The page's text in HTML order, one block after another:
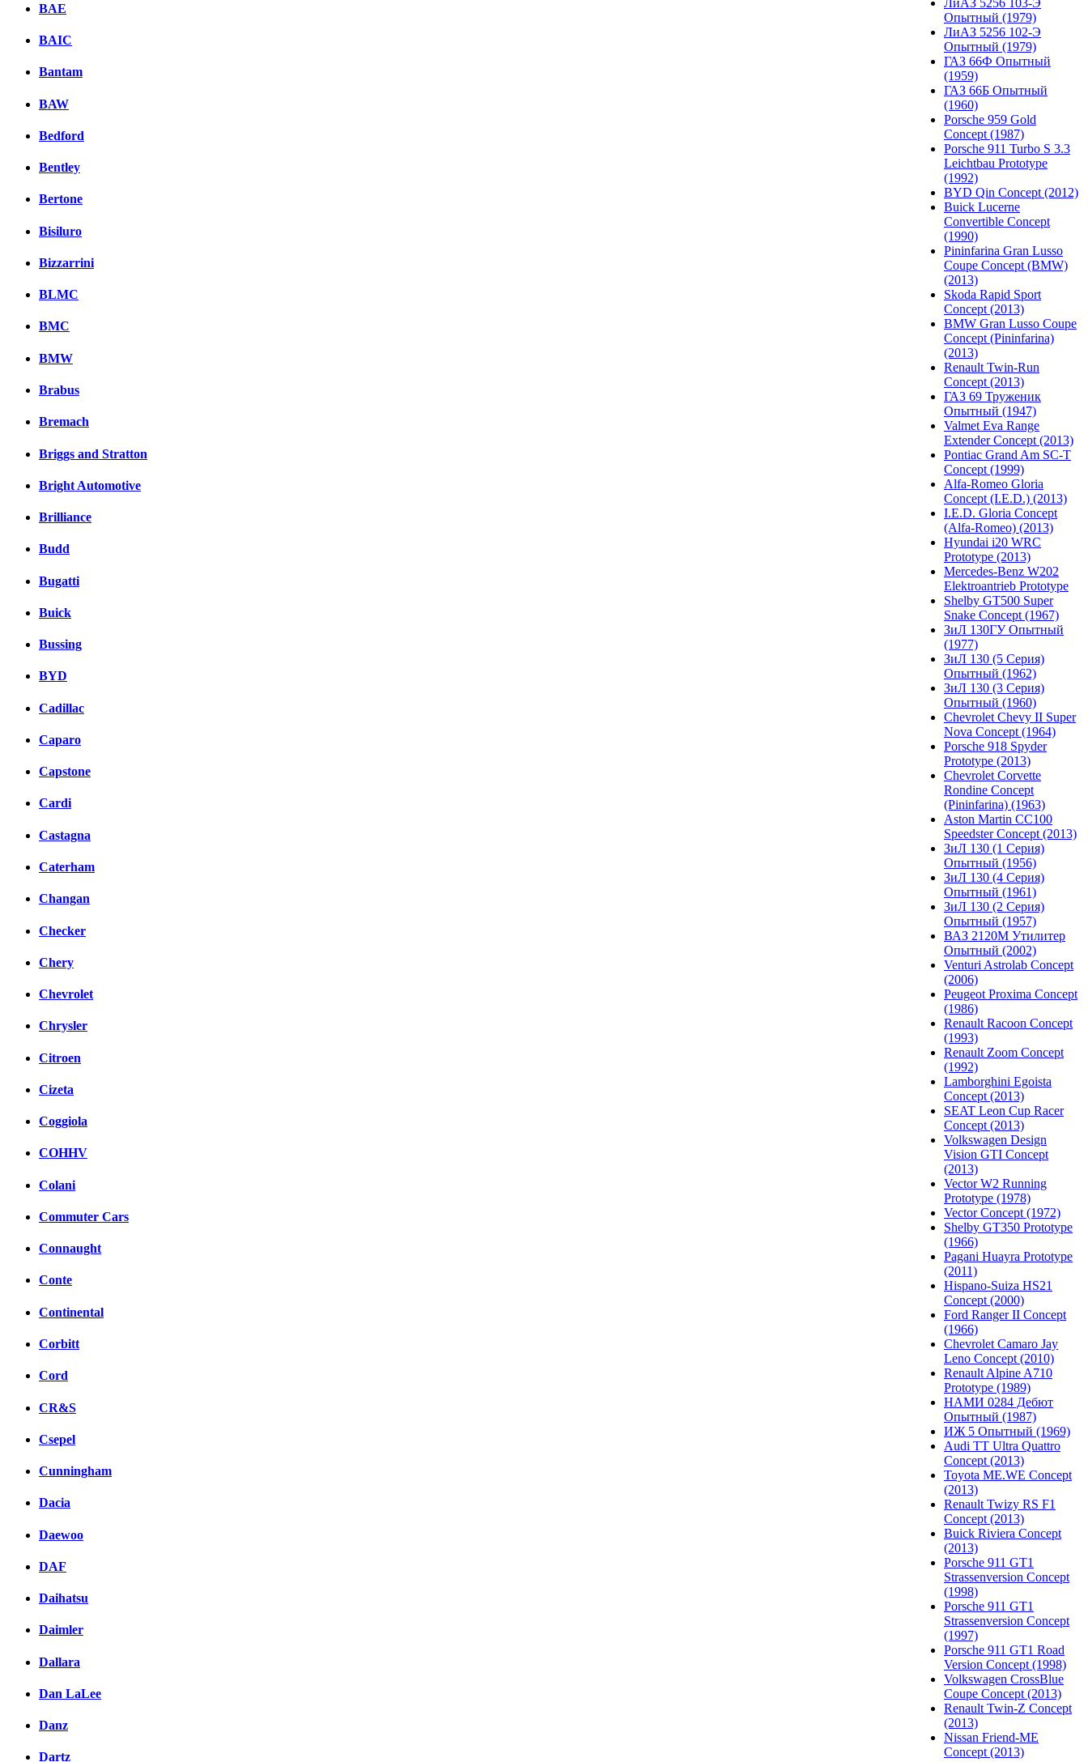
BAE
BAIC
Bantam
BAW
Bedford
Bentley
Bertone
Bisiluro
Bizzarrini
BLMC
BMC
BMW
Brabus
Bremach
Briggs and Stratton
Bright Automotive
Brilliance
Budd
Bugatti
Buick
Bussing
BYD
Cadillac
Caparo
Capstone
Cardi
Castagna
Caterham
Changan
Checker
Chery
Chevrolet
Chrysler
Citroen
Cizeta
Coggiola
COHHV
Colani
Commuter Cars
Connaught
Conte
Continental
Corbitt
Cord
CR&S
Csepel
Cunningham
Dacia
Daewoo
DAF
Daihatsu
Daimler
Dallara
Dan LaLee
Danz
Dartz
ЛиАЗ 5256 103-Э
Опытный (1979)
ЛиАЗ 5256 102-Э
Опытный (1979)
ГАЗ 66Ф Опытный
(1959)
ГАЗ 66Б Опытный
(1960)
Porsche 959 Gold
Concept (1987)
Porsche 911 Turbo S 3.3
Leichtbau Prototype
(1992)
BYD Qin Concept (2012)
Buick Lucerne
Convertible Concept
(1990)
Pininfarina Gran Lusso
Coupe Concept (BMW)
(2013)
Skoda Rapid Sport
Concept (2013)
BMW Gran Lusso Coupe
Concept (Pininfarina)
(2013)
Renault Twin-Run
Concept (2013)
ГАЗ 69 Труженик
Опытный (1947)
Valmet Eva Range
Extender Concept (2013)
Pontiac Grand Am SC-T
Concept (1999)
Alfa-Romeo Gloria
Concept (I.E.D.) (2013)
I.E.D. Gloria Concept
(Alfa-Romeo) (2013)
Hyundai i20 WRC
Prototype (2013)
Mercedes-Benz W202
Elektroantrieb Prototype
Shelby GT500 Super
Snake Concept (1967)
ЗиЛ 130ГУ Опытный
(1977)
ЗиЛ 130 (5 Серия)
Опытный (1962)
ЗиЛ 130 (3 Серия)
Опытный (1960)
Chevrolet Chevy II Super
Nova Concept (1964)
Porsche 918 Spyder
Prototype (2013)
Chevrolet Corvette
Rondine Concept
(Pininfarina) (1963)
Aston Martin CC100
Speedster Concept (2013)
ЗиЛ 130 (1 Серия)
Опытный (1956)
ЗиЛ 130 (4 Серия)
Опытный (1961)
ЗиЛ 130 (2 Серия)
Опытный (1957)
ВАЗ 2120М Утилитер
Опытный (2002)
Venturi Astrolab Concept
(2006)
Peugeot Proxima Concept
(1986)
Renault Racoon Concept
(1993)
Renault Zoom Concept
(1992)
Lamborghini Egoista
Concept (2013)
SEAT Leon Cup Racer
Concept (2013)
Volkswagen Design
Vision GTI Concept
(2013)
Vector W2 Running
Prototype (1978)
Vector Concept (1972)
Shelby GT350 Prototype
(1966)
Pagani Huayra Prototype
(2011)
Hispano-Suiza HS21
Concept (2000)
Ford Ranger II Concept
(1966)
Chevrolet Camaro Jay
Leno Concept (2010)
Renault Alpine A710
Prototype (1989)
НАМИ 0284 Дебют
Опытный (1987)
ИЖ 5 Опытный (1969)
Audi TT Ultra Quattro
Concept (2013)
Toyota ME.WE Concept
(2013)
Renault Twizy RS F1
Concept (2013)
Buick Riviera Concept
(2013)
Porsche 911 GT1
Strassenversion Concept
(1998)
Porsche 911 GT1
Strassenversion Concept
(1997)
Porsche 911 GT1 Road
Version Concept (1998)
Volkswagen CrossBlue
Coupe Concept (2013)
Renault Twin-Z Concept
(2013)
Nissan Friend-ME
Concept (2013)